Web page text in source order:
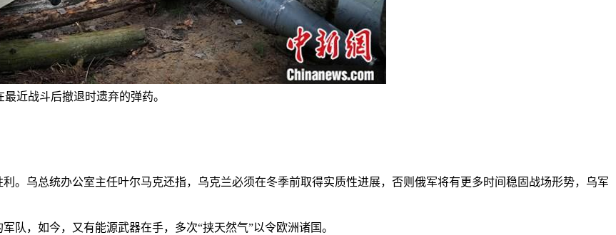
近战斗后撤退时遗弃的弹药。
乌总统办公室主任叶尔马克还指，乌克兰必须在冬季前取得实质性进展，否则俄军将有更多时间稳固战场形势，乌军
，如今，又有能源武器在手，多次“挟天然气”以令欧洲诸国。